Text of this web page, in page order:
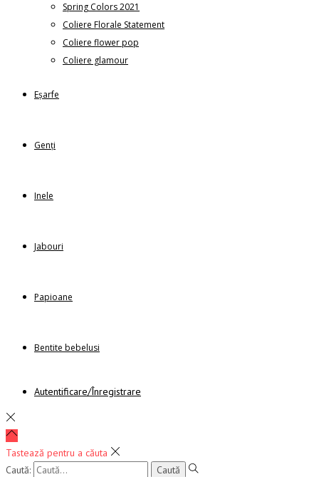
Spring Colors 2021
Coliere Florale Statement
Coliere flower pop
Coliere glamour
Eșarfe
Genți
Inele
Jabouri
Papioane
Bentite bebelusi
Autentificare/Înregistrare
Tastează pentru a căuta
Caută: